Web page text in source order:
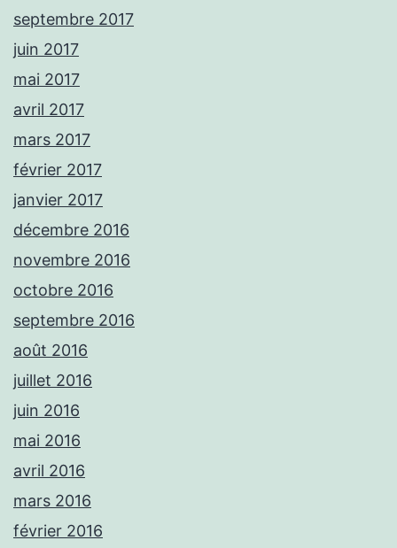
septembre 2017
juin 2017
mai 2017
avril 2017
mars 2017
février 2017
janvier 2017
décembre 2016
novembre 2016
octobre 2016
septembre 2016
août 2016
juillet 2016
juin 2016
mai 2016
avril 2016
mars 2016
février 2016